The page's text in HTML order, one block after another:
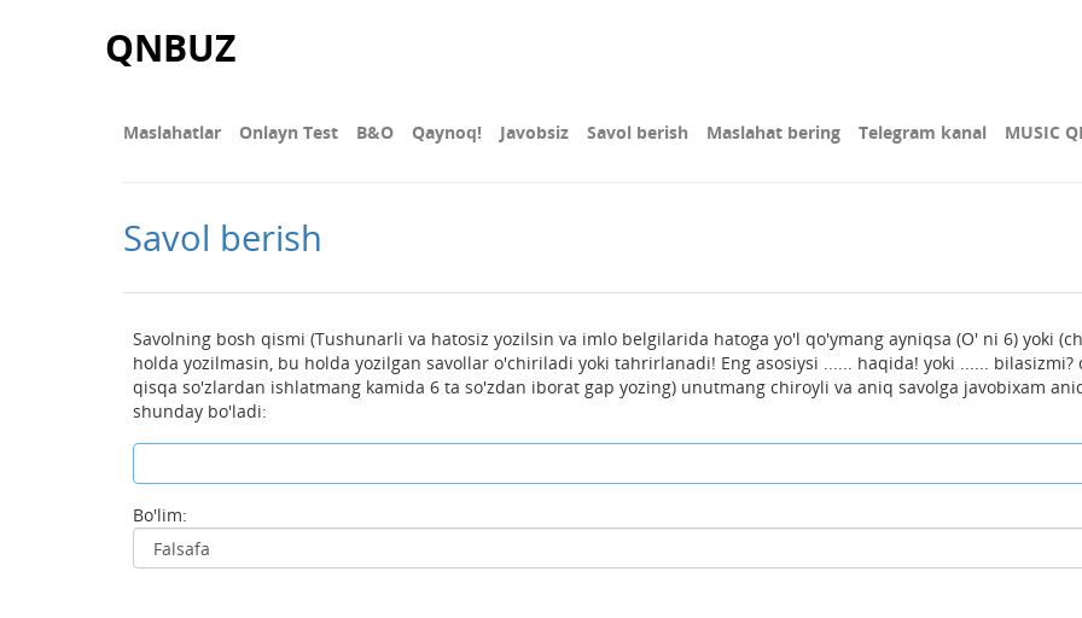
QNBUZ
Maslahatlar Onlayn Test В&О Qaynoq! Javobsiz Savol berish Maslahat bering Telegram kanal MUSIC
Savol berish
Savolning bosh qismi (Tushunarli va hatosiz yozilsin va imlo belgilarida hatoga yo'l qo'ymang ayniqsa (O' ni 6) yoki
holda yozilmasin, bu holda yozilgan savollar o'chiriladi yoki tahrirlanadi! Eng asosiysi ...... haqida! yoki ...... bilasizmi?
qisqa so'zlardan ishlatmang kamida 6 ta so'zdan iborat gap yozing) unutmang chiroyli va aniq savolga javobixam
shunday bo'ladi:
Bo'lim: